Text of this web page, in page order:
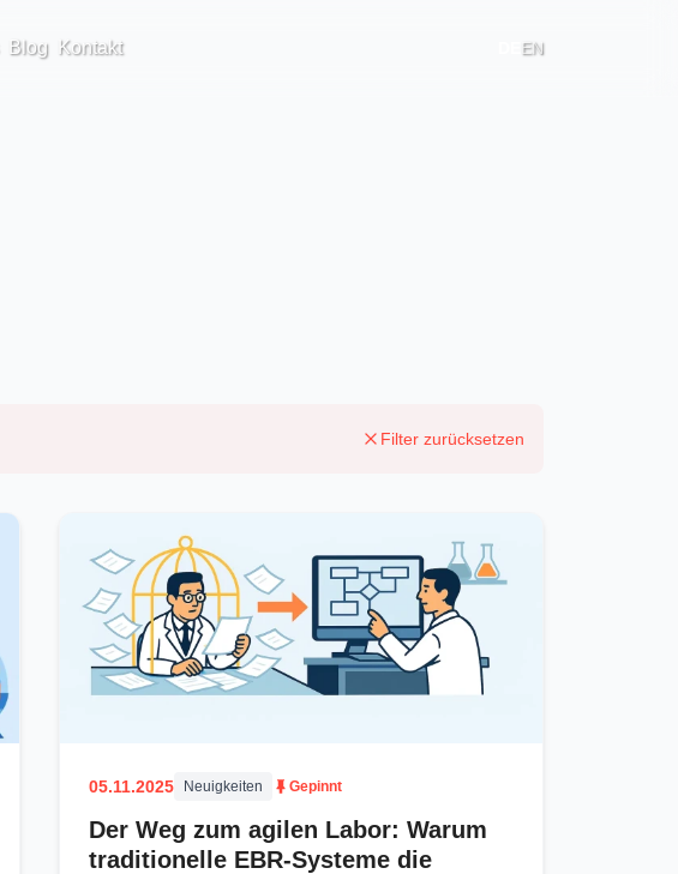
Blog Kontakt EN
Filter zurücksetzen
05.11.2025 Neuigkeiten Gepinnt
Der Weg zum agilen Labor: Warum
traditionelle EBR-Systeme die